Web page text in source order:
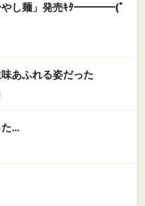
やし麺」発売ｷﾀ━━━━(ﾟ
あふれる姿だった
た…